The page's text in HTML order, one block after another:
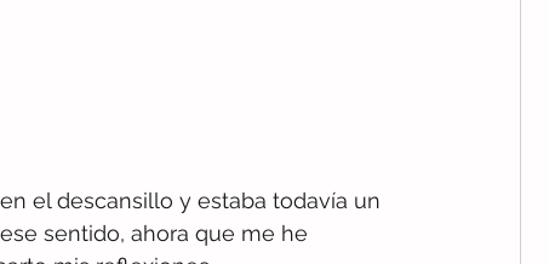
el descansillo y estaba todavía un
sentido, ahora que me he